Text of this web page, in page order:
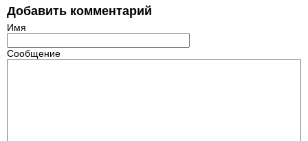
Добавить комментарий
Имя
Сообщение